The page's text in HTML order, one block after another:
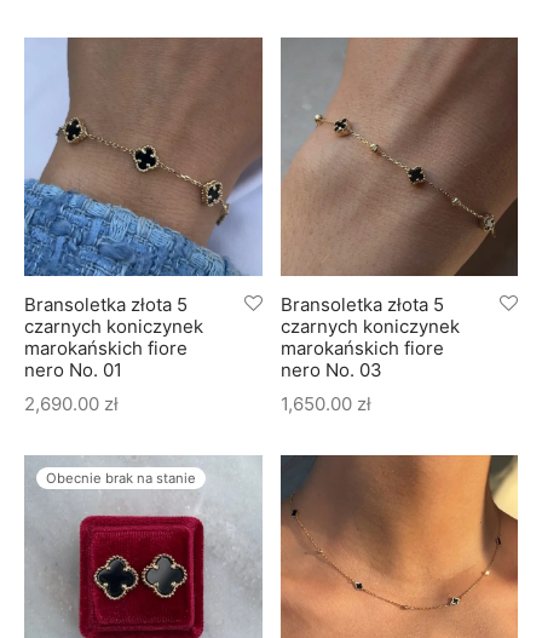
Bransoletka złota 5
czarnych koniczynek
marokańskich fiore
nero No. 01
2,690.00 zł
Bransoletka złota 5
czarnych koniczynek
marokańskich fiore
nero No. 03
1,650.00 zł
Obecnie brak na stanie